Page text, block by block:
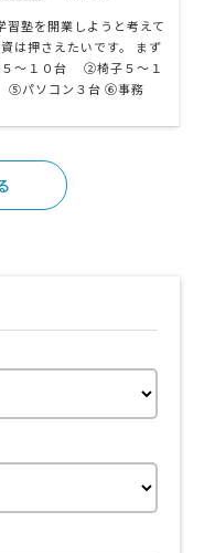
塾を開業しようと考えて
は押さえたいです。 まず
５～１０台 ②椅子５～１
パソコン３台 ⑥事務
⑩書棚 １台 ⑪固定電